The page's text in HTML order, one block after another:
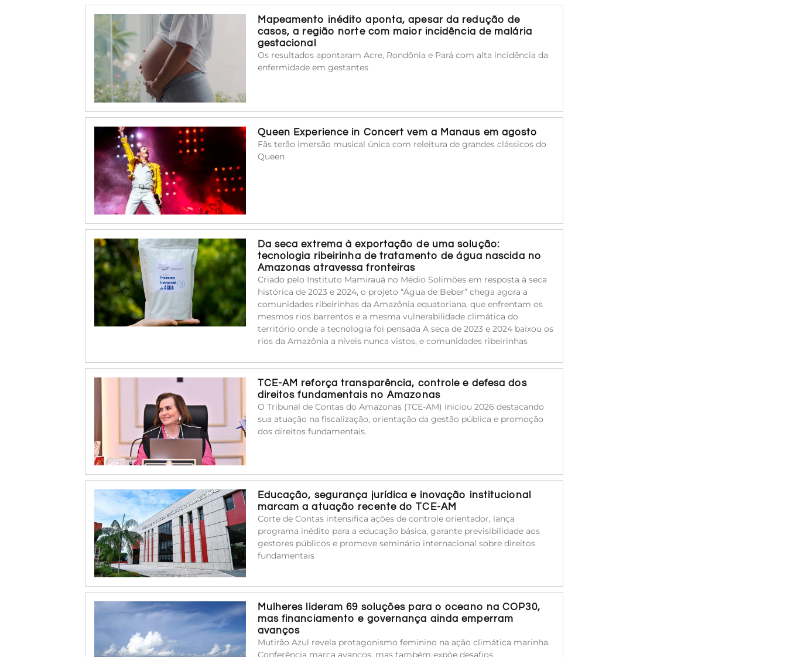
Mapeamento inédito aponta, apesar da redução de
casos, a região norte com maior incidência de malária
gestacional
Os resultados apontaram Acre, Rondônia e Pará com alta incidência da
enfermidade em gestantes
Queen Experience in Concert vem a Manaus em agosto
Fãs terão imersão musical única com releitura de grandes clássicos do
Queen
Da seca extrema à exportação de uma solução:
tecnologia ribeirinha de tratamento de água nascida no
Amazonas atravessa fronteiras
Criado pelo Instituto Mamirauá no Médio Solimões em resposta à seca
histórica de 2023 e 2024, o projeto “Água de Beber” chega agora a
comunidades ribeirinhas da Amazônia equatoriana, que enfrentam os
mesmos rios barrentos e a mesma vulnerabilidade climática do
território onde a tecnologia foi pensada A seca de 2023 e 2024 baixou os
rios da Amazônia a níveis nunca vistos, e comunidades ribeirinhas
TCE-AM reforça transparência, controle e defesa dos
direitos fundamentais no Amazonas
O Tribunal de Contas do Amazonas (TCE-AM) iniciou 2026 destacando
sua atuação na fiscalização, orientação da gestão pública e promoção
dos direitos fundamentais.
Educação, segurança jurídica e inovação institucional
marcam a atuação recente do TCE-AM
Corte de Contas intensifica ações de controle orientador, lança
programa inédito para a educação básica, garante previsibilidade aos
gestores públicos e promove seminário internacional sobre direitos
fundamentais
Mulheres lideram 69 soluções para o oceano na COP30,
mas financiamento e governança ainda emperram
avanços
Mutirão Azul revela protagonismo feminino na ação climática marinha.
Conferência marca avanços, mas também expõe desafios